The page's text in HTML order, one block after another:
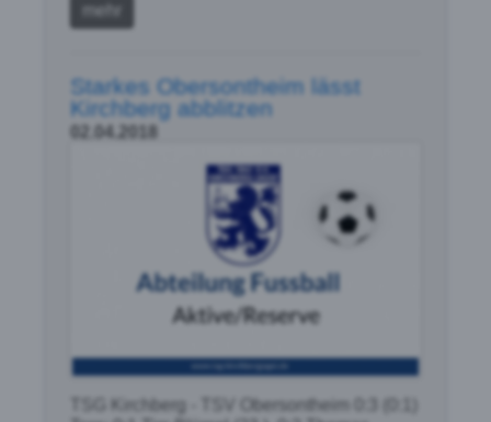
mehr
Starkes Obersontheim lässt
Kirchberg abblitzen
02.04.2018
TSG Kirchberg - TSV Obersontheim 0:3 (0:1)